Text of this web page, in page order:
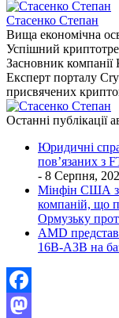
Стасенко Степан
Вища економічна
Успішний
Засновник
Експерт порталу
присвячених
Останні публікації
Юридичні
пов’язаних з
- 8 Серпня,
Мінфін США
компаній, що
Ормузьку
AMD
16B-A3B на
Facebook